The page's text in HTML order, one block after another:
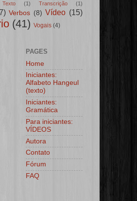
Texto (1) Transcrição (1)
Verbos (8) Vídeo (15)
(41) Vogais (4)
PAGES
Home
Iniciantes:
Alfabeto Hangeul
(texto)
Iniciantes:
Gramática
Para iniciantes:
VÍDEOS
Autora
Contato
Fórum
FAQ